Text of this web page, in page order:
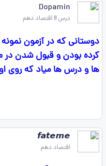
Dopamin
درس 8 اقتصاد دهم
دوستانی که در آزمون
کرده بودن و قبول شدن
ها و درس ها میاد که روی
𝙛𝙖𝙩𝙚𝙢𝙚 ‌
اقتصاد دهم